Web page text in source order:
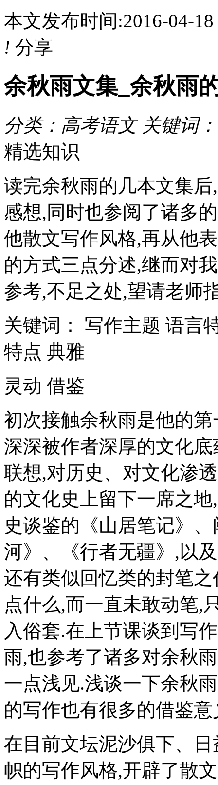
本文发布时间:2016-04-
! 分享
余秋雨文集_余秋雨
分类：高考语文 关键词：
精选知识
读完余秋雨的几本文集
感想,同时也参阅了诸多
他散文写作风格,再从他
的方式三点分述,继而对
参考,不足之处,望请老师
关键词： 写作主题 语言
特点 典雅
灵动 借鉴
初次接触余秋雨是他的
深深被作者深厚的文化
联想,对历史、对文化渗
的文化史上留下一席之
史谈鉴的《山居笔记》
河》、《行者无疆》,以
还有类似回忆类的封笔
点什么,而一直未敢动笔,
入俗套.在上节课谈到写
雨,也参考了诸多对余秋
一点浅见.浅谈一下余秋
的写作也有很多的借鉴意
在目前文坛泥沙俱下、
帜的写作风格,开辟了散